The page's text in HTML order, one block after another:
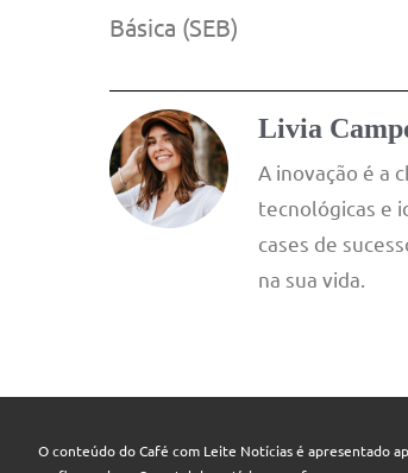
Básica (SEB)
Livia
A inovação é a
tecnológicas e
cases de
na sua vida.
O conteúdo do Café com Leite Notícias é apresentado